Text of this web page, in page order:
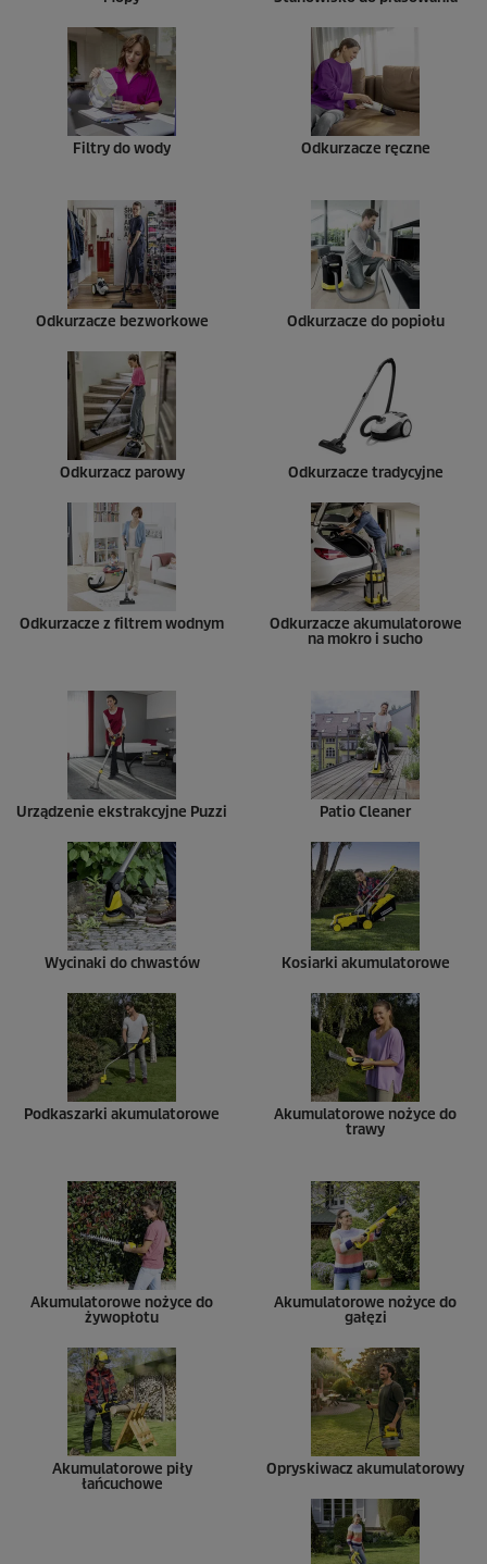
Filtry do wody Odkurzacze ręczne
Odkurzacze bezworkowe Odkurzacze do popiołu
Odkurzacz parowy Odkurzacze tradycyjne
Odkurzacze z filtrem wodnym
Odkurzacze akumulatorowe
na mokro i sucho
Urządzenie ekstrakcyjne Puzzi Patio Cleaner
Wycinaki do chwastów Kosiarki akumulatorowe
Podkaszarki akumulatorowe
Akumulatorowe nożyce do
trawy
Akumulatorowe nożyce do
żywopłotu
Akumulatorowe nożyce do
gałęzi
Akumulatorowe piły
łańcuchowe
Opryskiwacz akumulatorowy